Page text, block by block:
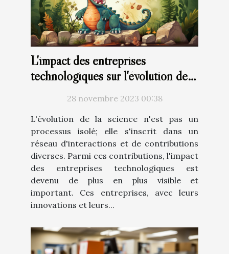
L'impact des entreprises
technologiques sur l'évolution de
28 novembre 2023 00:38
L'évolution de la science n'est pas un
processus isolé; elle s'inscrit dans un
réseau d'interactions et de contributions
diverses. Parmi ces contributions, l'impact
des entreprises technologiques est
devenu de plus en plus visible et
important. Ces entreprises, avec leurs
innovations et leurs...